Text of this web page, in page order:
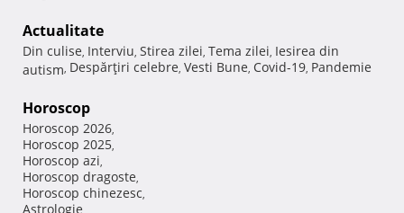
Actualitate
Din culise, Interviu, Stirea zilei, Tema zilei, Iesirea din
autism, Despărţiri celebre, Vesti Bune, Covid-19, Pandemie
Horoscop
Horoscop 2026,
Horoscop 2025,
Horoscop azi,
Horoscop dragoste,
Horoscop chinezesc,
Astrologie